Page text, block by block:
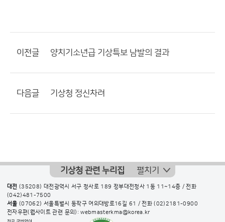
이전글 양치기소년급 기상특보 남발의 결과
다음글 기상청 정신차려
기상청 관련 누리집 펼치기
대전 (35208) 대전광역시 서구 청사로 189 정부대전청사 1동 11~14층 / 전화
(042)481-7500
서울 (07062) 서울특별시 동작구 여의대방로16길 61 / 전화(02)2181-0900
전자우편(웹사이트 관련 문의): webmasterkma@korea.kr